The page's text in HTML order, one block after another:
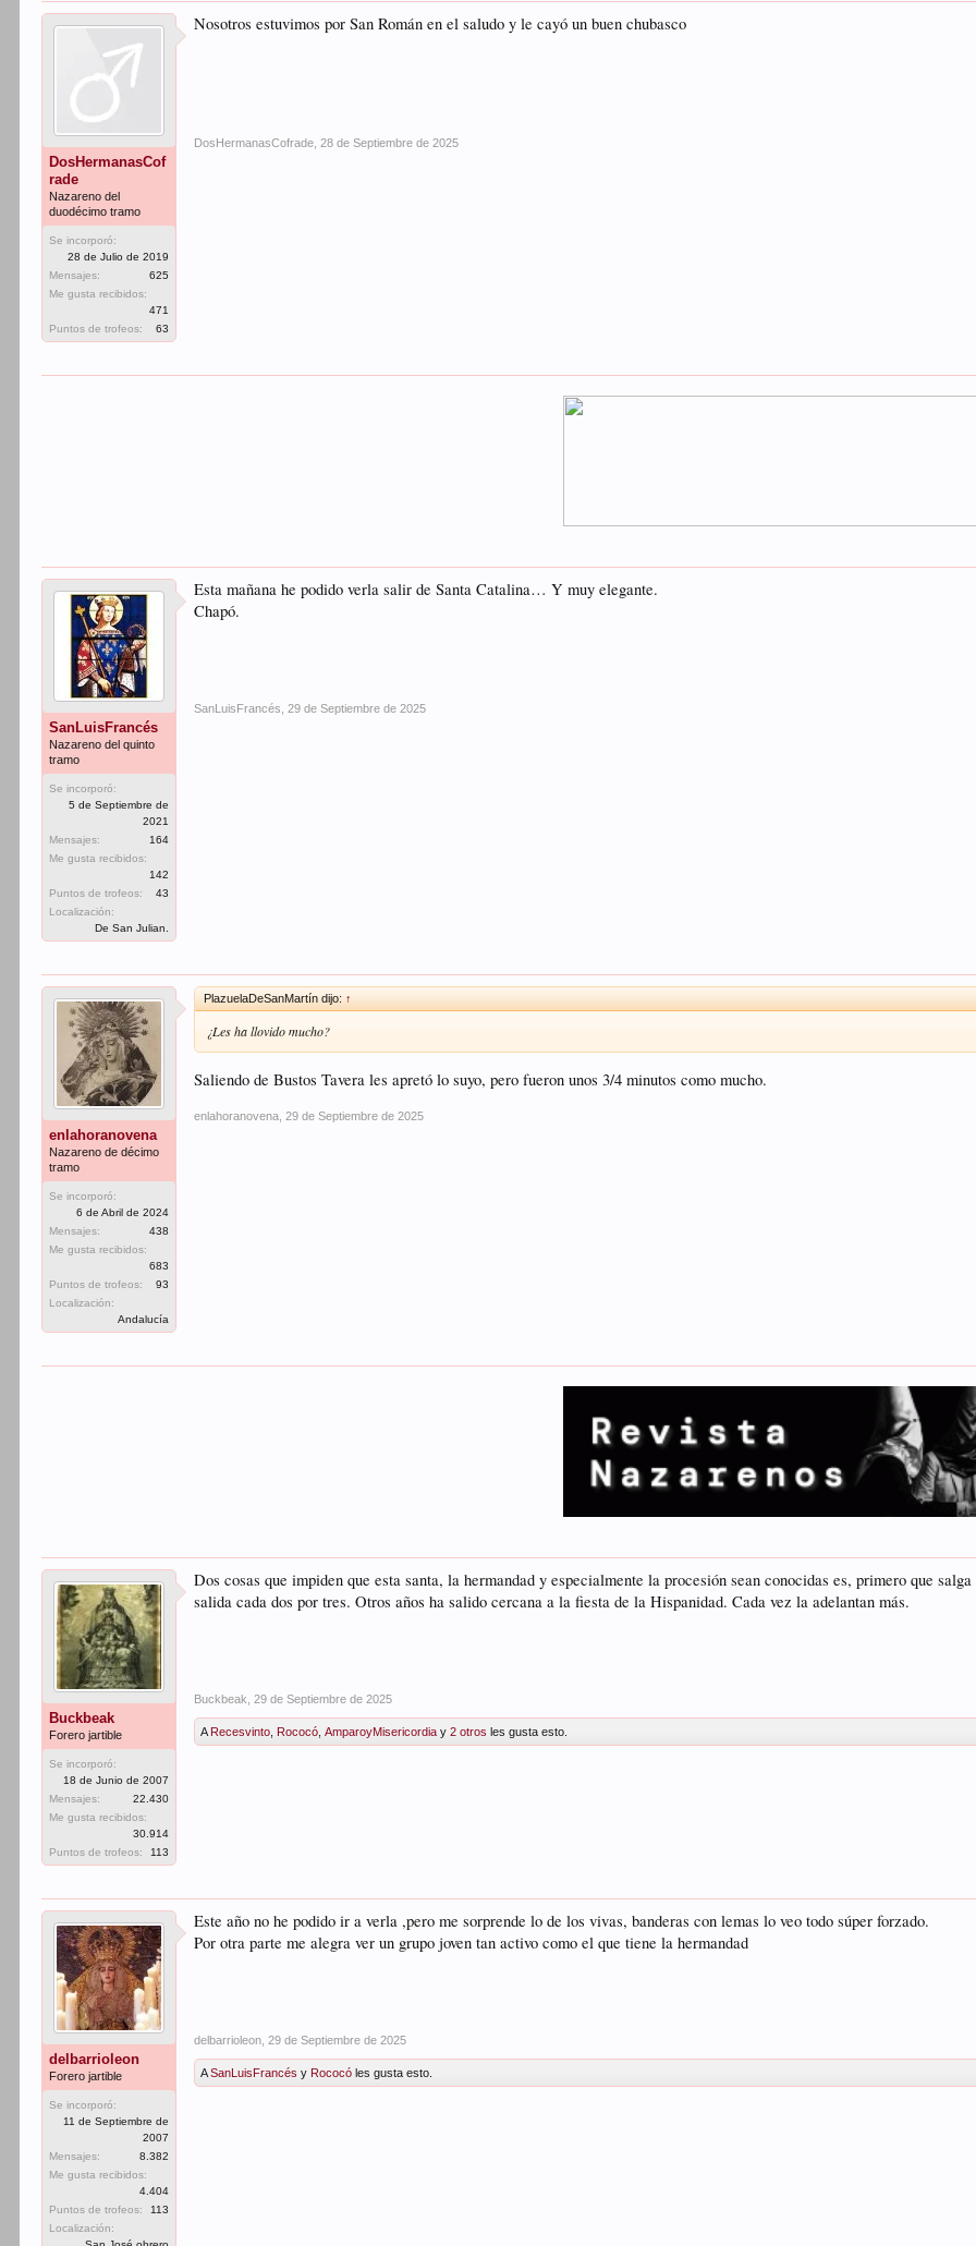
DosHermanasCof
rade
Nazareno del
duodécimo tramo
Se incorporó:
28 de Julio de 2019
Mensajes:
625
Me gusta recibidos:
471
Puntos de trofeos:
63
Nosotros estuvimos por San Román en el saludo y le cayó un buen chubasco
DosHermanasCofrade 28 de Septiembre de 2025
SanLuisFrancés
Nazareno del quinto
tramo
Se incorporó:
5 de Septiembre de
2021
Mensajes:
164
Me gusta recibidos:
142
Puntos de trofeos:
43
Localización:
De San Julian.
Esta mañana he podido verla salir de Santa Catalina… Y muy elegante.
Chapó.
SanLuisFrancés 29 de Septiembre de 2025
enlahoranovena
Nazareno de décimo
tramo
Se incorporó:
6 de Abril de 2024
Mensajes:
438
Me gusta recibidos:
683
Puntos de trofeos:
93
Localización:
Andalucía
PlazuelaDeSanMartín dijo: ↑
¿Les ha llovido mucho?
Saliendo de Bustos Tavera les apretó lo suyo, pero fueron unos 3/4 minutos como mucho.
enlahoranovena 29 de Septiembre de 2025
Buckbeak
Forero jartible
Se incorporó:
18 de Junio de 2007
Mensajes:
22.430
Me gusta recibidos:
30.914
Puntos de trofeos:
113
Dos cosas que impiden que esta santa, la hermandad y especialmente la procesión sean conocidas es, primero que
salida cada dos por tres. Otros años ha salido cercana a la fiesta de la Hispanidad. Cada vez la adelantan más.
Buckbeak 29 de Septiembre de 2025
ARecesvinto ,Rococó ,AmparoyMisericordia y2 otros les gusta esto.
delbarrioleon
Forero jartible
Se incorporó:
11 de Septiembre de
2007
Mensajes:
8.382
Me gusta recibidos:
4.404
Puntos de trofeos:
113
Localización:
Este año no he podido ir a verla ,pero me sorprende lo de los vivas, banderas con lemas lo veo todo súper forzado.
Por otra parte me alegra ver un grupo joven tan activo como el que tiene la hermandad
delbarrioleon 29 de Septiembre de 2025
ASanLuisFrancés yRococó les gusta esto.